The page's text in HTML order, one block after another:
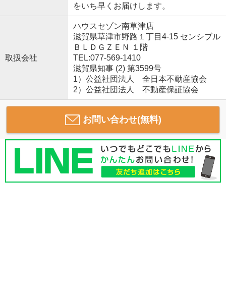
をいち早くお届けします。
取扱会社
ハウスセゾン南草津店
滋賀県草津市野路１丁目4-15 センシブル
ＢＬＤＧＺＥＮ １階
TEL:077-569-1410
滋賀県知事 (2) 第3599号
1）公益社団法人 全日本不動産協会
2）公益社団法人 不動産保証協会
お問い合わせ(無料)